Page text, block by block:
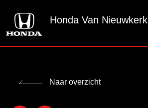
Honda Van Nieuwkerk
Naar overzicht